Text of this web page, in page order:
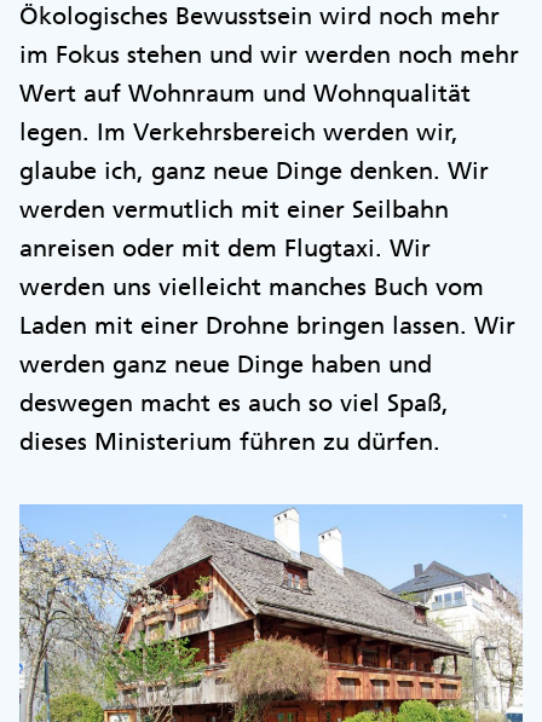
Ökologisches Bewusstsein wird noch mehr
im Fokus stehen und wir werden noch mehr
Wert auf Wohnraum und Wohnqualität
legen. Im Verkehrsbereich werden wir,
glaube ich, ganz neue Dinge denken. Wir
werden vermutlich mit einer Seilbahn
anreisen oder mit dem Flugtaxi. Wir
werden uns vielleicht manches Buch vom
Laden mit einer Drohne bringen lassen. Wir
werden ganz neue Dinge haben und
deswegen macht es auch so viel Spaß,
dieses Ministerium führen zu dürfen.